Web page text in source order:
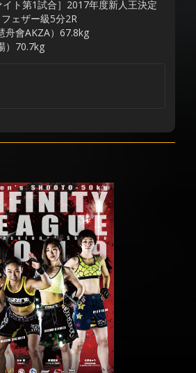
イト第1試合］2017年度新人王決定
ェザー級5分2R
舟會AKZA）67.8kg
）70.7kg